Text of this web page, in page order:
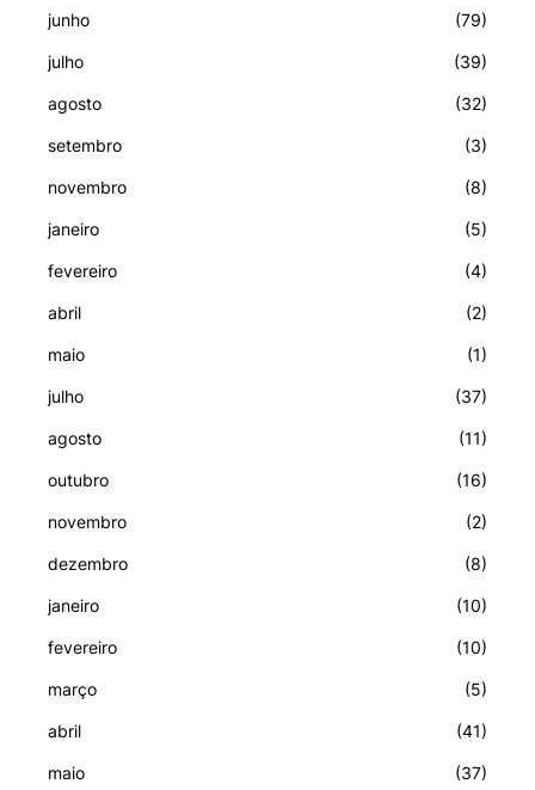
junho (79)
julho (39)
agosto (32)
setembro (3)
novembro (8)
janeiro (5)
fevereiro (4)
abril (2)
maio (1)
julho (37)
agosto (11)
outubro (16)
novembro (2)
dezembro (8)
janeiro (10)
fevereiro (10)
março (5)
abril (41)
maio (37)